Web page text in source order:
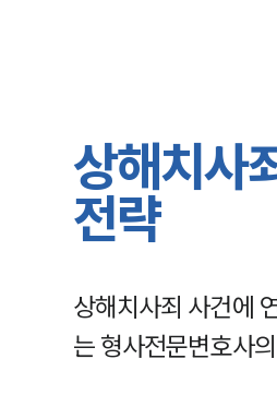
상해치사
전략
상해치사죄 사건에
는 형사전문변호사